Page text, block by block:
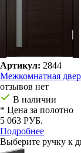
Артикул: 2844
Межкомнатная
отзывов нет
В наличии
* Цена за полотно
5 063 РУБ.
Подробнее
Выберите ручку к